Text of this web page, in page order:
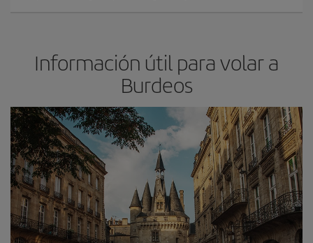
Información útil para volar a
Burdeos